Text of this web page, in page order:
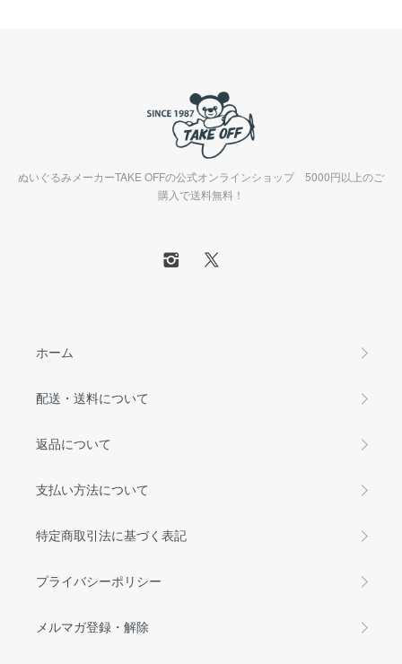
ぬいぐるみメーカーTAKE OFFの公式オンラインショップ 5000円以上のご
購入で送料無料！
ホーム
配送・送料について
返品について
支払い方法について
特定商取引法に基づく表記
プライバシーポリシー
メルマガ登録・解除